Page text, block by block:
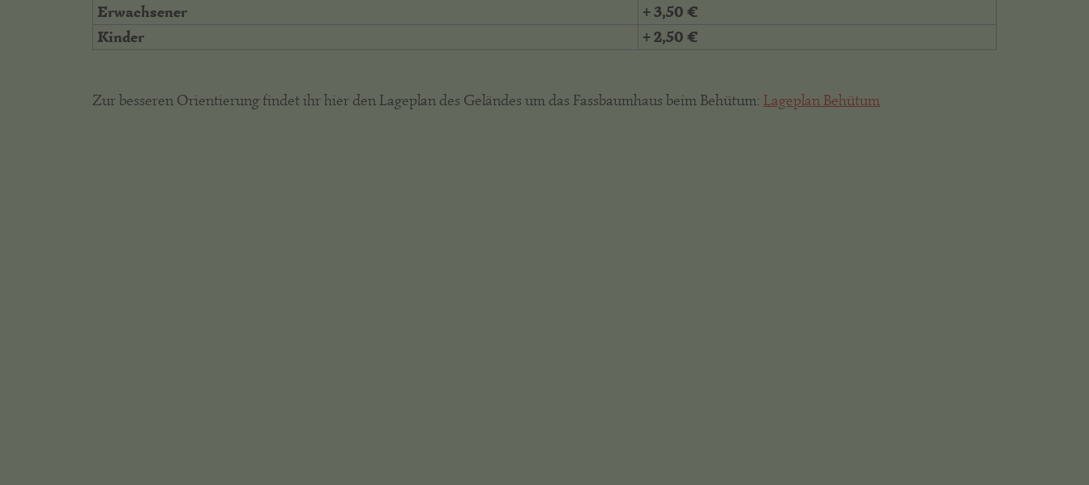
Erwachsener
+ 3,50 €
Kinder
+ 2,50 €
Zur besseren Orientierung findet ihr hier den Lageplan des Geländes um das Fassbaumhaus beim Behütum: Lageplan Behütum